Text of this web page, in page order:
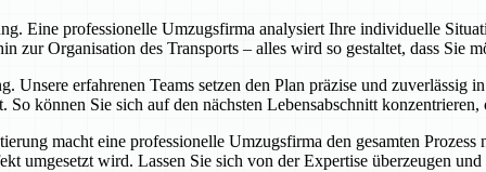
Eine professionelle Umzugsfirma analysiert Ihre individuelle
zur Organisation des Transports – alles wird so gestaltet, dass Sie
Unsere erfahrenen Teams setzen den Plan präzise und
können Sie sich auf den nächsten Lebensabschnitt
macht eine professionelle Umzugsfirma den gesamten Prozess
umgesetzt wird. Lassen Sie sich von der Expertise überzeugen